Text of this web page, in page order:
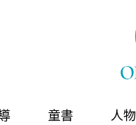
童書 人物